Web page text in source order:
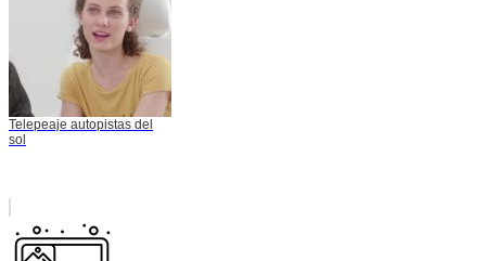
Telepeaje autopistas del
sol